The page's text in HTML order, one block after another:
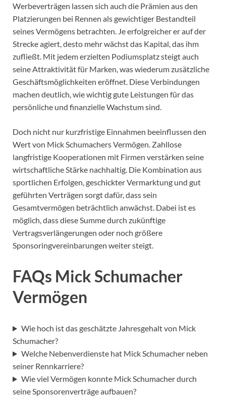
Werbeverträgen lassen sich auch die Prämien aus den
Platzierungen bei Rennen als gewichtiger Bestandteil
seines Vermögens betrachten. Je erfolgreicher er auf der
Strecke agiert, desto mehr wächst das Kapital, das ihm
zufließt. Mit jedem erzielten Podiumsplatz steigt auch
seine Attraktivität für Marken, was wiederum zusätzliche
Geschäftsmöglichkeiten eröffnet. Diese Verbindungen
machen deutlich, wie wichtig gute Leistungen für das
persönliche und finanzielle Wachstum sind.
Doch nicht nur kurzfristige Einnahmen beeinflussen den
Wert von Mick Schumachers Vermögen. Zahllose
langfristige Kooperationen mit Firmen verstärken seine
wirtschaftliche Stärke nachhaltig. Die Kombination aus
sportlichen Erfolgen, geschickter Vermarktung und gut
geführten Verträgen sorgt dafür, dass sein
Gesamtvermögen beträchtlich anwächst. Dabei ist es
möglich, dass diese Summe durch zukünftige
Vertragsverlängerungen oder noch größere
Sponsoringvereinbarungen weiter steigt.
FAQs Mick Schumacher
Vermögen
Wie hoch ist das geschätzte Jahresgehalt von Mick
Schumacher?
Welche Nebenverdienste hat Mick Schumacher neben
seiner Rennkarriere?
Wie viel Vermögen konnte Mick Schumacher durch
seine Sponsorenverträge aufbauen?